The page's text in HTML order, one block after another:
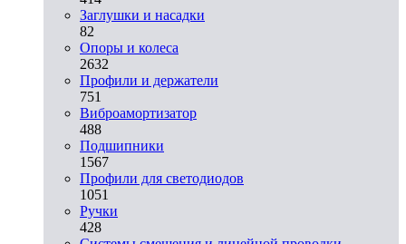
Заглушки и насадки
82
Опоры и колеса
2632
Профили и держатели
751
Виброамортизатор
488
Подшипники
1567
Профили для светодиодов
1051
Ручки
428